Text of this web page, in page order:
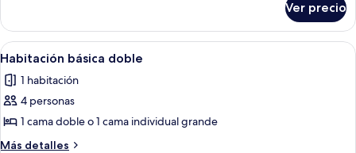
básica
Ver precio
Abrir
todas
las
fotos
de
Habitación
Un dormitorio con cama, una silla y
3
Habitación básica doble
1 habitación
4 personas
1 cama doble o 1 cama individual grande
Más detalles
Más